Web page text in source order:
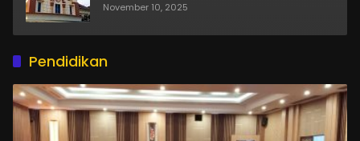
November 10, 2025
Pendidikan